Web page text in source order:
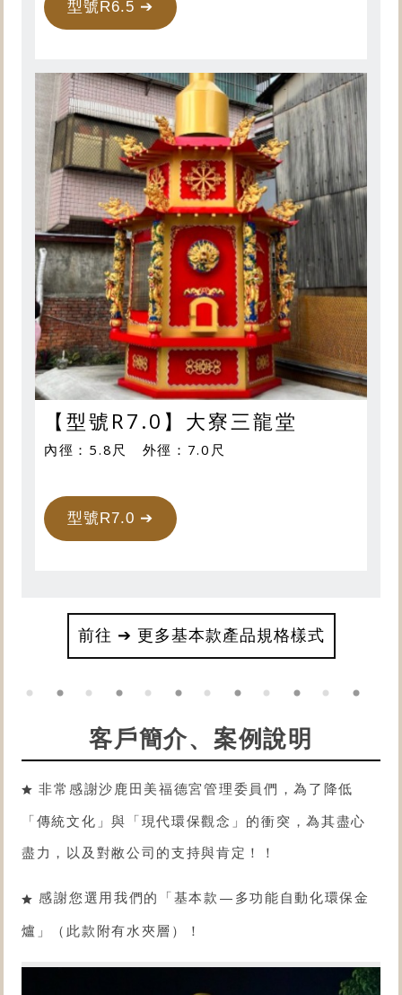
型號R6.5 ➔
【型號R7.0】大寮三龍堂
內徑：5.8尺 外徑：7.0尺
型號R7.0 ➔
前往 ➔ 更多基本款產品規格樣式
客戶簡介、案例說明
非常感謝沙鹿田美福德宮管理委員們，為了降低
「傳統文化」與「現代環保觀念」的衝突，為其盡心
盡力，以及對敝公司的支持與肯定！！
感謝您選用我們的「基本款 — 多功能自動化環保金
爐 」（此款附有水夾層）！